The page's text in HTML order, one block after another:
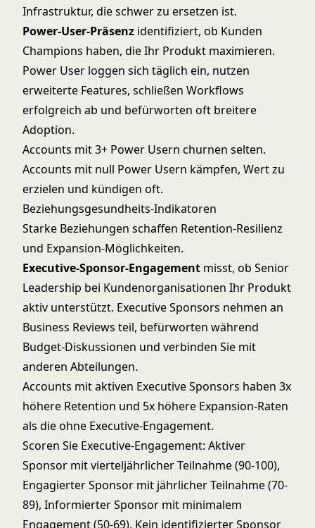
Infrastruktur, die schwer zu ersetzen ist.
Power-User-Präsenz identifiziert, ob Kunden
Champions haben, die Ihr Produkt maximieren.
Power User loggen sich täglich ein, nutzen
erweiterte Features, schließen Workflows
erfolgreich ab und befürworten oft breitere
Adoption.
Accounts mit 3+ Power Usern churnen selten.
Accounts mit null Power Usern kämpfen, Wert zu
erzielen und kündigen oft.
Beziehungsgesundheits-Indikatoren
Starke Beziehungen schaffen Retention-Resilienz
und Expansion-Möglichkeiten.
Executive-Sponsor-Engagement misst, ob Senior
Leadership bei Kundenorganisationen Ihr Produkt
aktiv unterstützt. Executive Sponsors nehmen an
Business Reviews teil, befürworten während
Budget-Diskussionen und verbinden Sie mit
anderen Abteilungen.
Accounts mit aktiven Executive Sponsors haben 3x
höhere Retention und 5x höhere Expansion-Raten
als die ohne Executive-Engagement.
Scoren Sie Executive-Engagement: Aktiver
Sponsor mit vierteljährlicher Teilnahme (90-100),
Engagierter Sponsor mit jährlicher Teilnahme (70-
89), Informierter Sponsor mit minimalem
Engagement (50-69), Kein identifizierter Sponsor